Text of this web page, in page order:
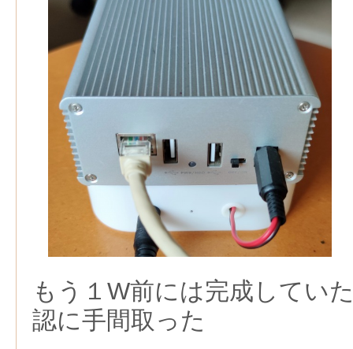
もう１W前には完成してい
認に手間取った